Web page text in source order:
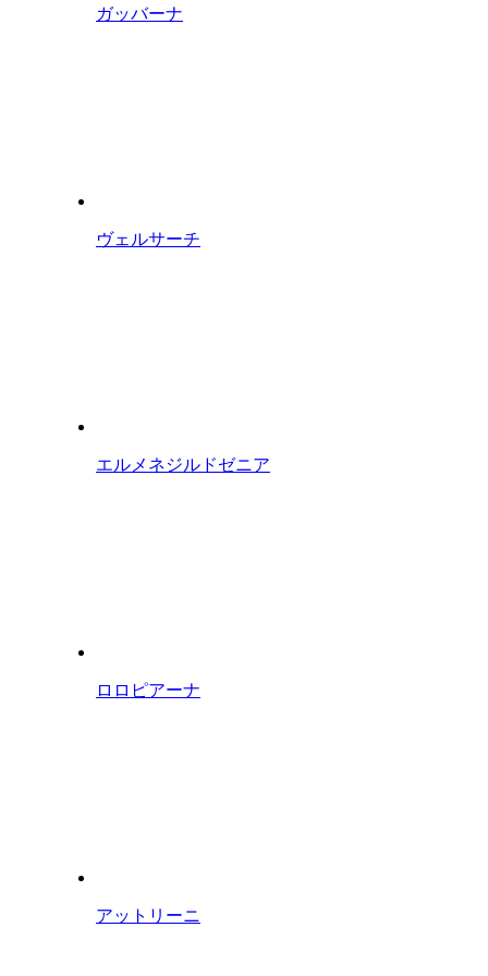
ガッバーナ
ヴェルサーチ
エルメネジルドゼニア
ロロピアーナ
アットリーニ